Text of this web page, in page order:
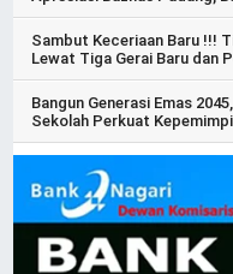
Sambut Keceriaan Baru !!!
Lewat Tiga Gerai Baru dan
Bangun Generasi Emas
Sekolah Perkuat